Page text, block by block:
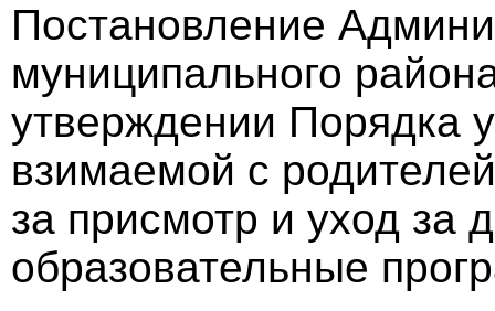
Постановление
муниципального
утверждении Порядка
взимаемой с
за присмотр и уход за
образовательные